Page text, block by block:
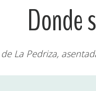
Donde
La Pedriza,